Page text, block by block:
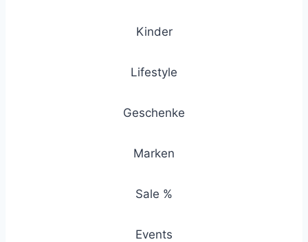
Kinder
Lifestyle
Geschenke
Marken
Sale %
Events